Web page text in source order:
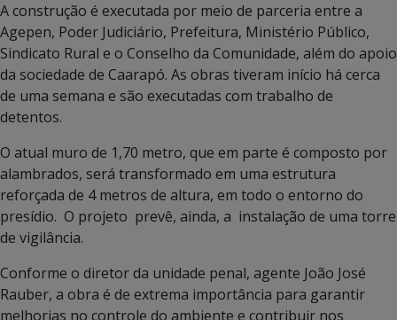
A construção é executada por meio de parceria entre a
Agepen, Poder Judiciário, Prefeitura, Ministério Público,
Sindicato Rural e o Conselho da Comunidade, além do apoio
da sociedade de Caarapó. As obras tiveram início há cerca
de uma semana e são executadas com trabalho de
detentos.
O atual muro de 1,70 metro, que em parte é composto por
alambrados, será transformado em uma estrutura
reforçada de 4 metros de altura, em todo o entorno do
presídio. O projeto prevê, ainda, a instalação de uma torre
de vigilância.
Conforme o diretor da unidade penal, agente João José
Rauber, a obra é de extrema importância para garantir
melhorias no controle do ambiente e contribuir nos